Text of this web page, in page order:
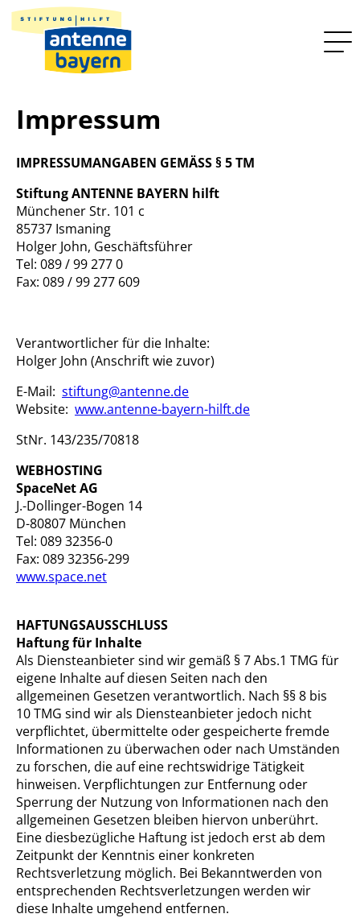
Impressum
IMPRESSUMANGABEN GEMÄSS § 5 TM
Stiftung ANTENNE BAYERN hilft
Münchener Str. 101 c
85737 Ismaning
Holger John, Geschäftsführer
Tel: 089 / 99 277 0
Fax: 089 / 99 277 609
Verantwortlicher für die Inhalte:
Holger John (Anschrift wie zuvor)
E-Mail: stiftung@antenne.de
Website: www.antenne-bayern-hilft.de
StNr. 143/235/70818
WEBHOSTING
SpaceNet AG
J.-Dollinger-Bogen 14
D-80807 München
Tel: 089 32356-0
Fax: 089 32356-299
www.space.net
HAFTUNGSAUSSCHLUSS
Haftung für Inhalte
Als Diensteanbieter sind wir gemäß § 7 Abs.1 TMG für
eigene Inhalte auf diesen Seiten nach den
allgemeinen Gesetzen verantwortlich. Nach §§ 8 bis
10 TMG sind wir als Diensteanbieter jedoch nicht
verpflichtet, übermittelte oder gespeicherte fremde
Informationen zu überwachen oder nach Umständen
zu forschen, die auf eine rechtswidrige Tätigkeit
hinweisen. Verpflichtungen zur Entfernung oder
Sperrung der Nutzung von Informationen nach den
allgemeinen Gesetzen bleiben hiervon unberührt.
Eine diesbezügliche Haftung ist jedoch erst ab dem
Zeitpunkt der Kenntnis einer konkreten
Rechtsverletzung möglich. Bei Bekanntwerden von
entsprechenden Rechtsverletzungen werden wir
diese Inhalte umgehend entfernen.